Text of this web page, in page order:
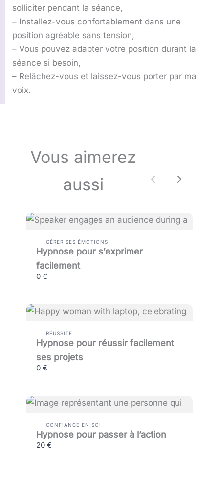
solliciter pendant la séance,
– Installez-vous confortablement dans une
position agréable sans tension,
– Vous pouvez adapter votre position durant la
séance si besoin,
– Relâchez-vous et laissez-vous porter par ma
voix.
Vous aimerez
aussi
GÉRER SES ÉMOTIONS
Hypnose pour s’exprimer
facilement
0 €
RÉUSSITE
Hypnose pour réussir facilement
ses projets
0 €
CONFIANCE EN SOI
Hypnose pour passer à l’action
20 €